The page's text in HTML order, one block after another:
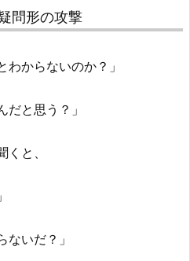
問形の攻撃
わからないのか？」
だと思う？」
と、
ないだ？」